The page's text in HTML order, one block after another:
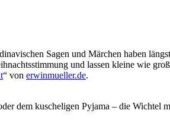
Sagen und Märchen haben
und lassen kleine wie
“ von erwinmueller.de.
dem kuscheligen Pyjama – die Wichtel